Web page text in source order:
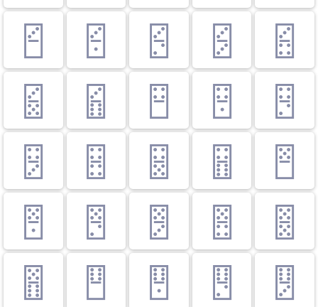
🁸
🁹 🁺 🁻
🁼
🁽
🁾 🁿 🂀
🂁
🂂
🂃 🂄 🂅
🂆
🂇
🂈 🂉 🂊
🂋
🂌
🂍 🂎 🂏
🂐